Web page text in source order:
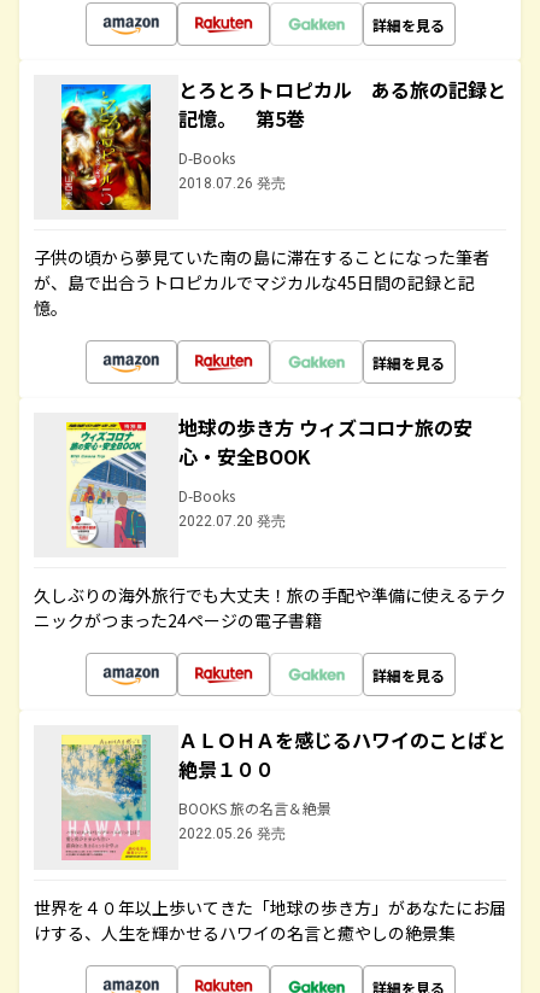
詳細を見る
とろとろトロピカル ある旅の記録と
記憶。 第5巻
D-Books
2018.07.26 発売
子供の頃から夢見ていた南の島に滞在することになった筆者
が、島で出合うトロピカルでマジカルな45日間の記録と記
憶。
詳細を見る
地球の歩き方 ウィズコロナ旅の安
心・安全BOOK
D-Books
2022.07.20 発売
久しぶりの海外旅行でも大丈夫！旅の手配や準備に使えるテク
ニックがつまった24ページの電子書籍
詳細を見る
ＡＬＯＨＡを感じるハワイのことばと
絶景１００
BOOKS 旅の名言＆絶景
2022.05.26 発売
世界を４０年以上歩いてきた「地球の歩き方」があなたにお届
けする、人生を輝かせるハワイの名言と癒やしの絶景集
詳細を見る